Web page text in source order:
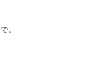
。